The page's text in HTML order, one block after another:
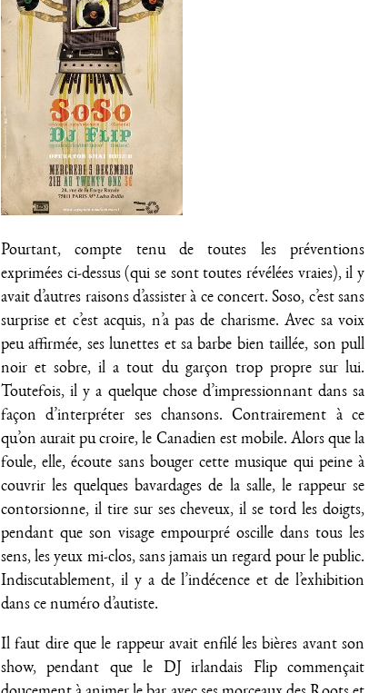
Pourtant, compte tenu de toutes les préventions
exprimées ci-dessus (qui se sont toutes révélées vraies), il y
avait d’autres raisons d’assister à ce concert. Soso, c’est sans
surprise et c’est acquis, n’a pas de charisme. Avec sa voix
peu affirmée, ses lunettes et sa barbe bien taillée, son pull
noir et sobre, il a tout du garçon trop propre sur lui.
Toutefois, il y a quelque chose d’impressionnant dans sa
façon d’interpréter ses chansons. Contrairement à ce
qu’on aurait pu croire, le Canadien est mobile. Alors que la
foule, elle, écoute sans bouger cette musique qui peine à
couvrir les quelques bavardages de la salle, le rappeur se
contorsionne, il tire sur ses cheveux, il se tord les doigts,
pendant que son visage empourpré oscille dans tous les
sens, les yeux mi-clos, sans jamais un regard pour le public.
Indiscutablement, il y a de l’indécence et de l’exhibition
dans ce numéro d’autiste.
Il faut dire que le rappeur avait enfilé les bières avant son
show, pendant que le DJ irlandais Flip commençait